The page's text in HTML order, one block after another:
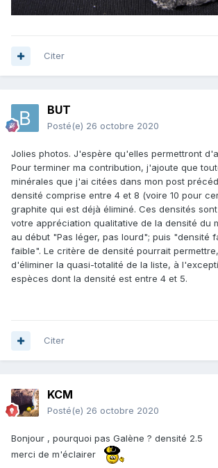
Citer
BUT
Posté(e) 26 octobre 2020
Jolies photos. J'espère qu'elles permettront
Pour terminer ma contribution, j'ajoute que
minérales que j'ai citées dans mon post
densité comprise entre 4 et 8 (voire 10 pour
graphite qui est déjà éliminé. Ces densités
votre appréciation qualitative de la densité du
au début "Pas léger, pas lourd"; puis "densité
faible". Le critère de densité pourrait
d'éliminer la quasi-totalité de la liste, à
espèces dont la densité est entre 4 et 5.
Citer
KCM
Posté(e) 26 octobre 2020
Bonjour , pourquoi pas Galène ? densité 2.5
merci de m'éclairer